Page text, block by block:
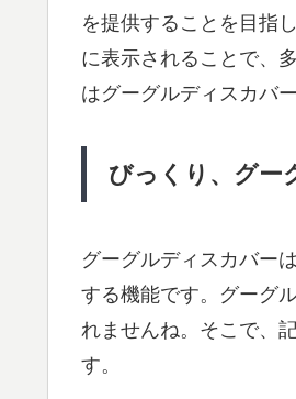
を提供することを目指
に表示されることで、
はグーグルディスカバ
びっくり、グー
グーグルディスカバー
する機能です。グーグ
れませんね。そこで、
す。